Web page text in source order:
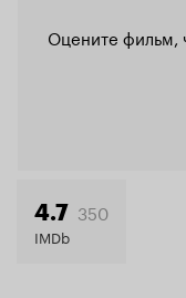
Оцените фильм,
4.7 350
IMDb